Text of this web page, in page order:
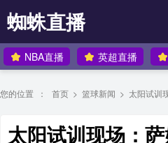
蜘蛛直播
NBA直播 英超直播
您的位置 ： 首页 > 篮球新闻 > 太阳试训
太阳试训现场：